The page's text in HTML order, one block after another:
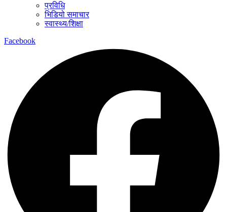
प्रविधि
भिडियो समाचार
स्वास्थ्य/शिक्षा
Facebook